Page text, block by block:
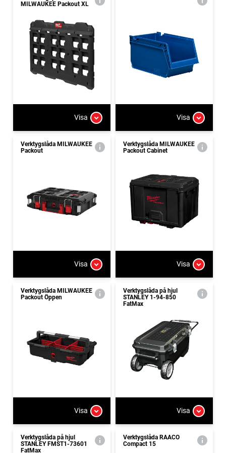
MILWAUKEE Packout XL
Visa Visa
Verktygslåda MILWAUKEE
Packout
Visa
Verktygslåda MILWAUKEE
Packout Cabinet
Visa
Verktygslåda MILWAUKEE
Packout Öppen
Visa
Verktygslåda på hjul
STANLEY 1-94-850
FatMax
Visa
Verktygslåda på hjul
STANLEY FMST1-73601
FatMax
Verktygslåda RAACO
Compact 15